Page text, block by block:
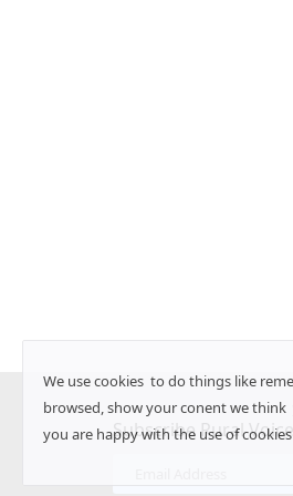
Subscribe Rural
We use cookies to do things like
browsed, show your conent we
you are happy with the use of cookies